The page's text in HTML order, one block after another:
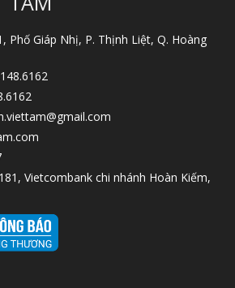
Phố Giáp Nhị, P. Thịnh Liệt, Q. Hoàng
Vietcombank chi nhánh Hoàn Kiếm,